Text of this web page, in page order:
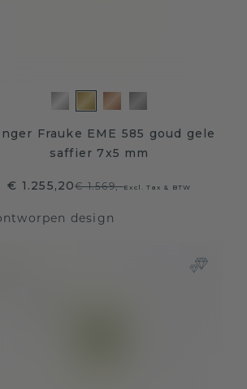
Frauke EME 585 goud gele
saffier 7x5 mm
€ 1.255,20€ 1.569,-Excl. Tax & BTW
design